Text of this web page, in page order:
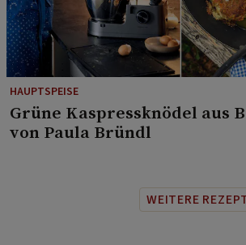
HAUPTSPEISE
⁠Grüne Kaspressknödel aus
von Paula Bründl
WEITERE